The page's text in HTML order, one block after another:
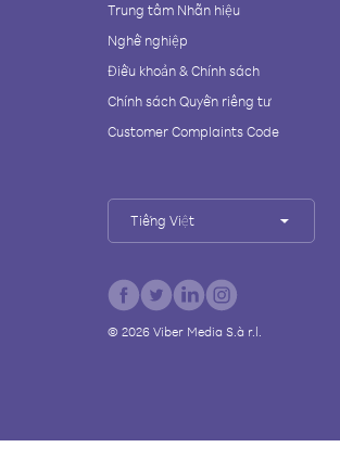
Trung tâm Nhãn hiệu
Nghề nghiệp
Điều khoản & Chính sách
Chính sách Quyền riêng tư
Customer Complaints Code
Tiếng Việt
© 2026Viber Media S.à r.l.